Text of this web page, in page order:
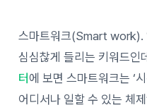
스마트워크(Smart work).
심심찮게 들리는 키워드인
터에 보면 스마트워크는 ‘
어디서나 일할 수 있는 체